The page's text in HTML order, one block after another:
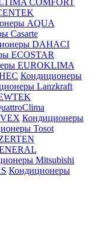
COMFORT
AQUA
Casarte
DAHACI
ECOSTAR
EUROKLIMA
Кондиционеры
Lanzkraft
Кондиционеры
Tosot
Mitsubishi
Кондиционеры